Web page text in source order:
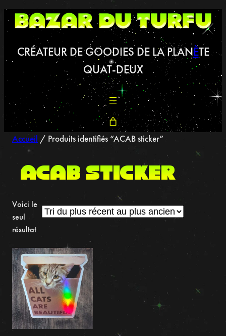
Aller
au
CRÉATEUR DE GOODIES DE LA PLANÈTE
QUAT-DEUX
Accueil / Produits identifiés “ACAB sticker”
ACAB sticker
Voici le
seul
résultat